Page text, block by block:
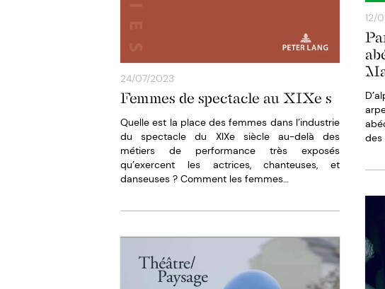
12/
des
24/07/2023
Femmes de spectacle au XIXe s
Quelle est la place des femmes dans l’industrie
du spectacle du XIXe siècle au-delà des
métiers de performance très exposés
qu’exercent les actrices, chanteuses, et
danseuses ? Comment les femmes…